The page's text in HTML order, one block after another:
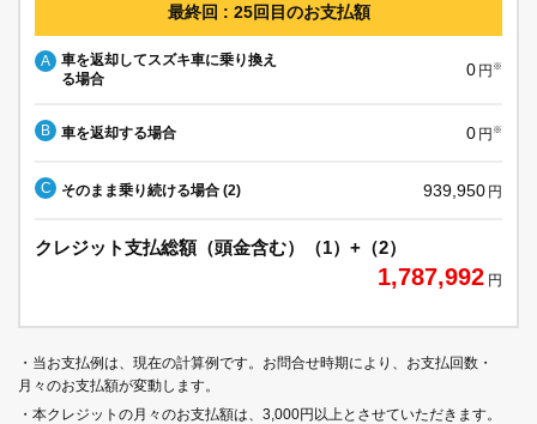
最終回 : 25回目のお支払額
A
車を返却してスズキ車に乗り換え
る場合
0 円 ※
B 車を返却する場合 0 円 ※
C そのまま乗り続ける場合 (2) 939,950 円
クレジット支払総額（頭金含む）（1）+（2）
1,787,992 円
・当お支払例は、現在の計算例です。お問合せ時期により、お支払回数・
月々のお支払額が変動します。
・本クレジットの月々のお支払額は、3,000円以上とさせていただきます。